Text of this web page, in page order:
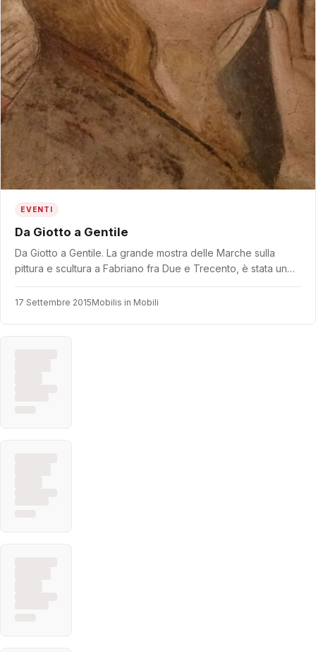
EVENTI
Da Giotto a Gentile
Da Giotto a Gentile. La grande mostra delle Marche sulla
pittura e scultura a Fabriano fra Due e Trecento, è stata un…
17 Settembre 2015Mobilis in Mobili